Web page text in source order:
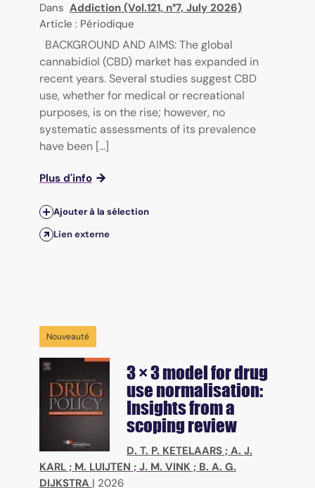
Dans Addiction (Vol.121, n°7, July 2026)
Article : Périodique
BACKGROUND AND AIMS: The global
cannabidiol (CBD) market has expanded in
recent years. Several studies suggest CBD
use, whether for medical or recreational
purposes, is on the rise; however, no
systematic assessments of its prevalence
have been [...]
Plus d'info
Ajouter à la sélection
Lien externe
Nouveauté
3 × 3 model for drug
use normalisation:
Insights from a
scoping review
D. T. P. KETELAARS ; A. J.
KARL ; M. LUIJTEN ; J. M. VINK ; B. A. G.
DIJKSTRA | 2026